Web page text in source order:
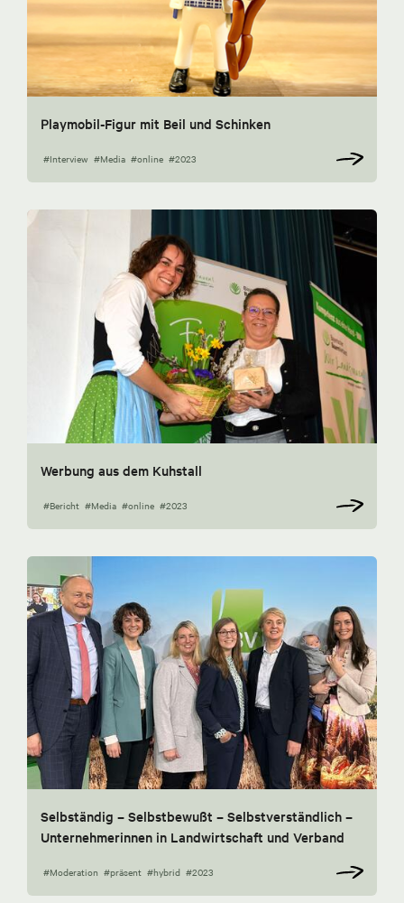
Playmobil-Figur mit Beil und Schinken
#Interview #Media #online #2023
Werbung aus dem Kuhstall
#Bericht #Media #online #2023
Selbständig – Selbstbewußt – Selbstverständlich –
Unternehmerinnen in Landwirtschaft und Verband
#Moderation #präsent #hybrid #2023